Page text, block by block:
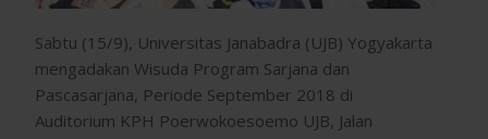
Sabtu (15/9), Universitas Janabadra (UJB) Yogyakarta
mengadakan Wisuda Program Sarjana dan
Pascasarjana, Periode September 2018 di
Auditorium KPH Poerwokoesoemo UJB, Jalan